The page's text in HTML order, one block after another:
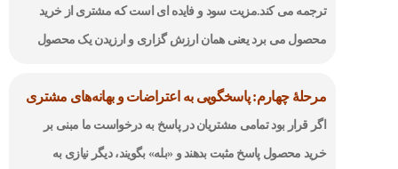
ترجمه می کند.مزیت سود و فایده ای است که مشتری از خرید
محصول می برد یعنی همان ارزش گزاری و ارزیدن یک محصول
مرحلۀ چهارم: پاسخگویی به اعتراضات و بهانه‌های مشتری
اگر قرار بود تمامی مشتریان در پاسخ به درخواست ما مبنی بر
خرید محصول پاسخ مثبت بدهند و «بله» بگویند، دیگر نیازی به